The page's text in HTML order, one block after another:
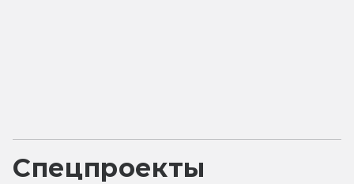
Спецпроекты